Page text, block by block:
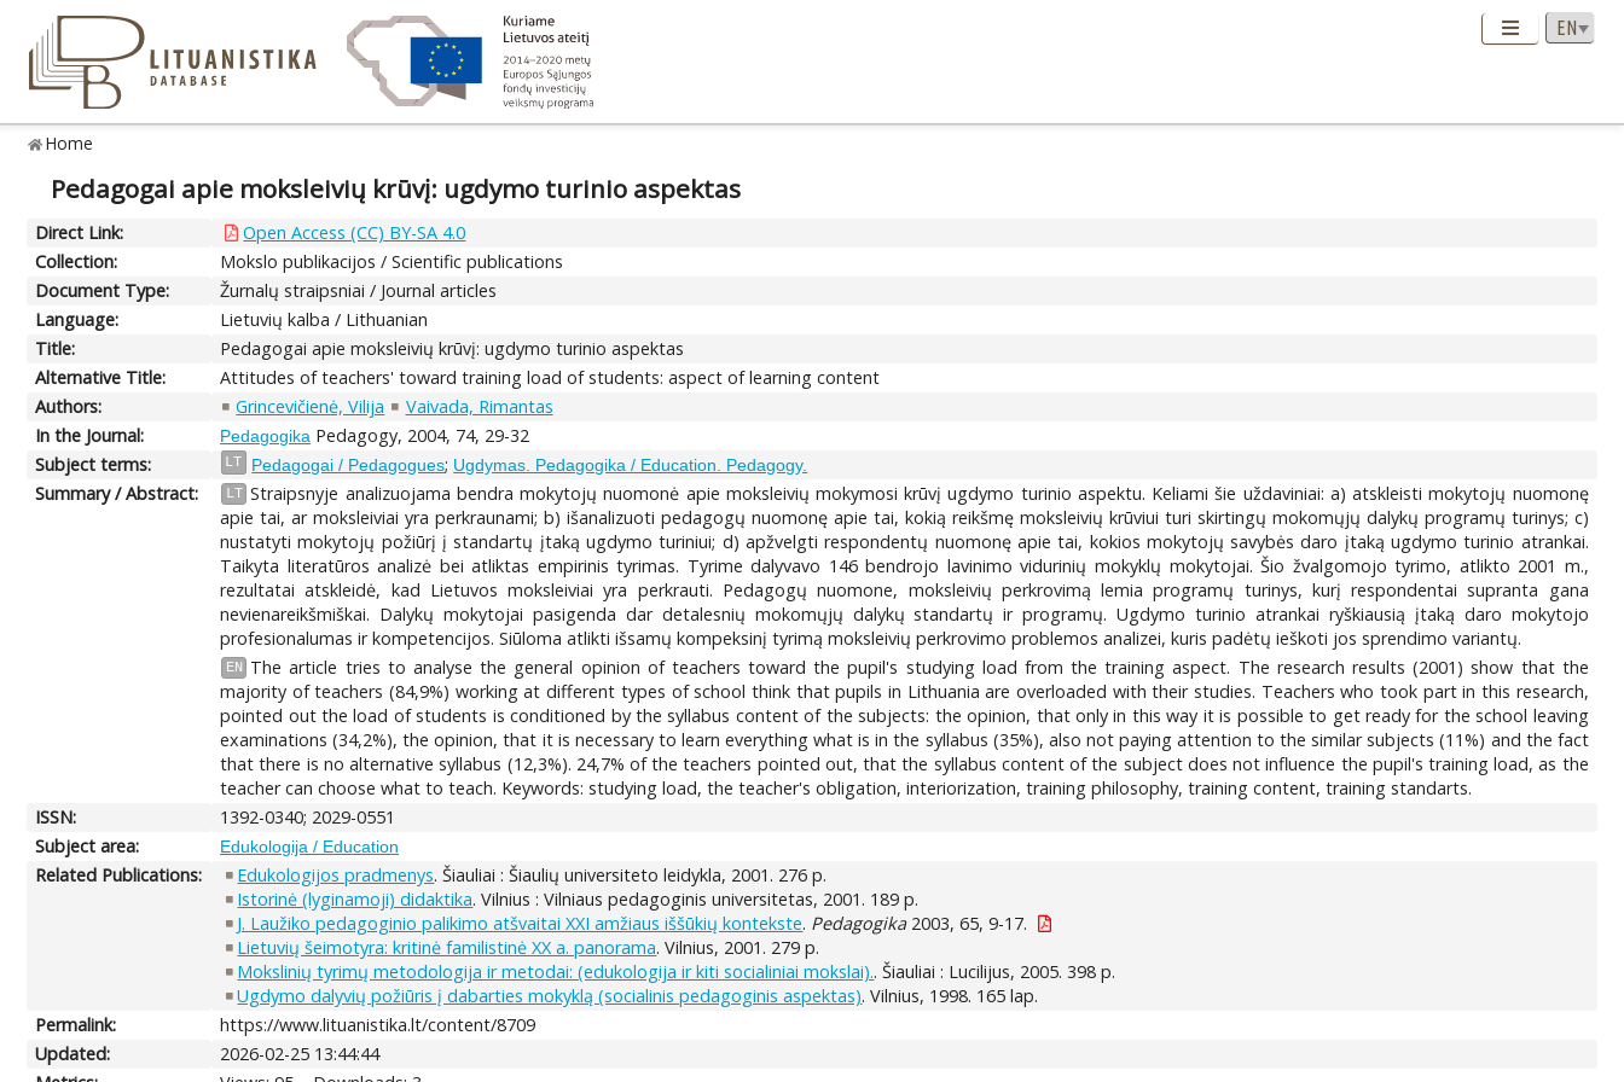
Home
Pedagogai apie moksleivių krūvį: ugdymo turinio aspektas
Direct Link:
Open Access (CC) BY-SA 4.0
Collection:
Mokslo publikacijos / Scientific publications
Document Type:
Žurnalų straipsniai / Journal articles
Language:
Lietuvių kalba / Lithuanian
Title:
Pedagogai apie moksleivių krūvį: ugdymo turinio aspektas
Alternative Title:
Attitudes of teachers' toward training load of students: aspect of learning content
Authors:
Grincevičienė, Vilija
Vaivada, Rimantas
In the Journal:
Pedagogika Pedagogy, 2004, 74, 29-32
Subject terms:
LT Pedagogai / Pedagogues; Ugdymas. Pedagogika / Education. Pedagogy.
Summary / Abstract: LT Straipsnyje analizuojama bendra mokytojų nuomonė apie moksleivių mokymosi krūvį ugdymo turinio aspektu. Keliami šie uždaviniai: a) atskleisti mokytojų nuomonę
apie tai, ar moksleiviai yra perkraunami; b) išanalizuoti pedagogų nuomonę apie tai, kokią reikšmę moksleivių krūviui turi skirtingų mokomųjų dalykų programų turinys; c)
nustatyti mokytojų požiūrį į standartų įtaką ugdymo turiniui; d) apžvelgti respondentų nuomonę apie tai, kokios mokytojų savybės daro įtaką ugdymo turinio atrankai.
Taikyta literatūros analizė bei atliktas empirinis tyrimas. Tyrime dalyvavo 146 bendrojo lavinimo vidurinių mokyklų mokytojai. Šio žvalgomojo tyrimo, atlikto 2001 m.,
rezultatai atskleidė, kad Lietuvos moksleiviai yra perkrauti. Pedagogų nuomone, moksleivių perkrovimą lemia programų turinys, kurį respondentai supranta gana
nevienareikšmiškai. Dalykų mokytojai pasigenda dar detalesnių mokomųjų dalykų standartų ir programų. Ugdymo turinio atrankai ryškiausią įtaką daro mokytojo
profesionalumas ir kompetencijos. Siūloma atlikti išsamų kompeksinį tyrimą moksleivių perkrovimo problemos analizei, kuris padėtų ieškoti jos sprendimo variantų.
EN
The article tries to analyse the general opinion of teachers toward the pupil's studying load from the training aspect. The research results (2001) show that the
majority of teachers (84,9%) working at different types of school think that pupils in Lithuania are overloaded with their studies. Teachers who took part in this research,
pointed out the load of students is conditioned by the syllabus content of the subjects: the opinion, that only in this way it is possible to get ready for the school leaving
examinations (34,2%), the opinion, that it is necessary to learn everything what is in the syllabus (35%), also not paying attention to the similar subjects (11%) and the fact
that there is no alternative syllabus (12,3%). 24,7% of the teachers pointed out, that the syllabus content of the subject does not influence the pupil's training load, as the
teacher can choose what to teach. Keywords: studying load, the teacher's obligation, interiorization, training philosophy, training content, training standarts.
ISSN:
1392-0340; 2029-0551
Subject area:
Edukologija / Education
Related Publications: Edukologijos pradmenys. Šiauliai : Šiaulių universiteto leidykla, 2001. 276 p.
Istorinė (lyginamoji) didaktika. Vilnius : Vilniaus pedagoginis universitetas, 2001. 189 p.
J. Laužiko pedagoginio palikimo atšvaitai XXI amžiaus iššūkių kontekste. Pedagogika2003, 65, 9-17.
Lietuvių šeimotyra: kritinė familistinė XX a. panorama. Vilnius, 2001. 279 p.
Mokslinių tyrimų metodologija ir metodai: (edukologija ir kiti socialiniai mokslai).. Šiauliai : Lucilijus, 2005. 398 p.
Ugdymo dalyvių požiūris į dabarties mokyklą (socialinis pedagoginis aspektas). Vilnius, 1998. 165 lap.
Permalink:
https://www.lituanistika.lt/content/8709
Updated:
2026-02-25 13:44:44